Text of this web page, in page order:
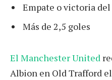
Empate o victoria
Más de 2,5 goles
El Manchester United
Albion en Old Trafford